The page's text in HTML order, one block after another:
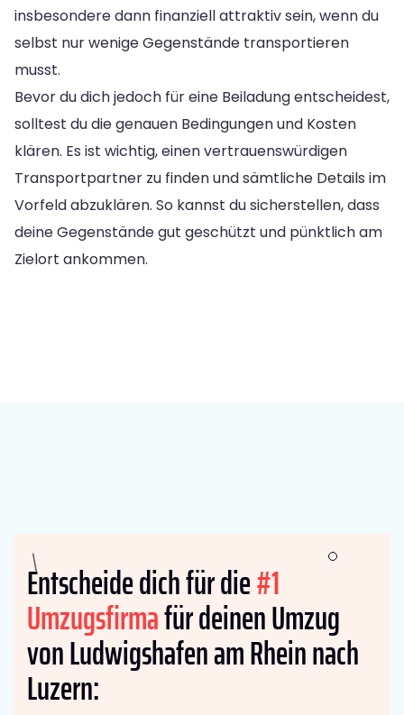
insbesondere dann finanziell attraktiv sein, wenn du
selbst nur wenige Gegenstände transportieren
musst.
Bevor du dich jedoch für eine Beiladung entscheidest,
solltest du die genauen Bedingungen und Kosten
klären. Es ist wichtig, einen vertrauenswürdigen
Transportpartner zu finden und sämtliche Details im
Vorfeld abzuklären. So kannst du sicherstellen, dass
deine Gegenstände gut geschützt und pünktlich am
Zielort ankommen.
Entscheide dich für die#1
Umzugsfirmafür deinen Umzug
von Ludwigshafen am Rhein nach
Luzern: